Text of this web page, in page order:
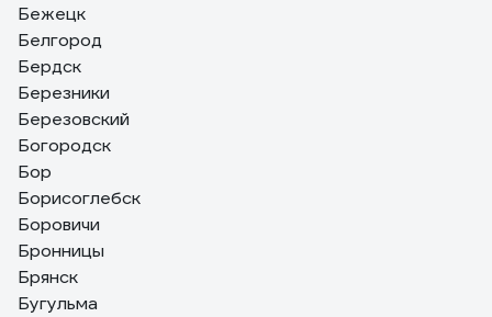
Бежецк
Белгород
Бердск
Березники
Березовский
Богородск
Бор
Борисоглебск
Боровичи
Бронницы
Брянск
Бугульма